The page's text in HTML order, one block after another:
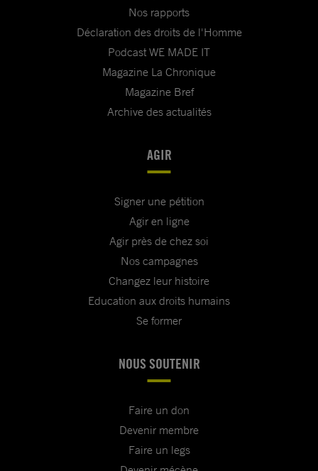
Nos rapports
Déclaration des droits de l'Homme
Podcast WE MADE IT
Magazine La Chronique
Magazine Bref
Archive des actualités
AGIR
Signer une pétition
Agir en ligne
Agir près de chez soi
Nos campagnes
Changez leur histoire
Education aux droits humains
Se former
NOUS SOUTENIR
Faire un don
Devenir membre
Faire un legs